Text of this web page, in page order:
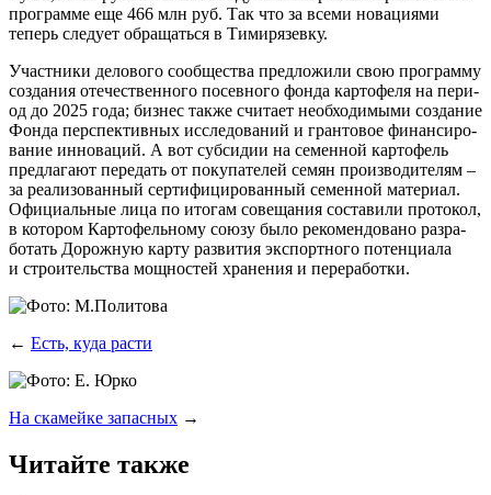
про­грам­ме еще 466 млн руб. Так что за все­ми нова­ци­я­ми
теперь сле­ду­ет обра­щать­ся в Тимирязевку.
Участ­ни­ки дело­во­го сооб­ще­ства пред­ло­жи­ли свою про­грам­му
созда­ния оте­че­ствен­но­го посев­но­го фон­да кар­то­фе­ля на пери­
од до 2025 года; биз­нес так­же счи­та­ет необ­хо­ди­мы­ми созда­ние
Фон­да пер­спек­тив­ных иссле­до­ва­ний и гран­то­вое финан­си­ро­
ва­ние инно­ва­ций. А вот суб­си­дии на семен­ной кар­то­фель
пред­ла­га­ют пере­дать от поку­па­те­лей семян про­из­во­ди­те­лям –
за реа­ли­зо­ван­ный сер­ти­фи­ци­ро­ван­ный семен­ной мате­ри­ал.
Офи­ци­аль­ные лица по ито­гам сове­ща­ния соста­ви­ли про­то­кол,
в кото­ром Кар­то­фель­но­му сою­зу было реко­мен­до­ва­но раз­ра­
бо­тать Дорож­ную кар­ту раз­ви­тия экс­порт­но­го потен­ци­а­ла
и стро­и­тель­ства мощ­но­стей хра­не­ния и переработки.
← Есть, куда расти
На скамейке запасных →
Читайте также